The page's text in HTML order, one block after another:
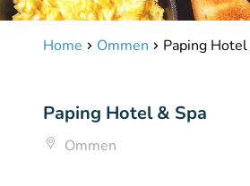
Home Ommen Paping Hotel
Paping Hotel & Spa
Ommen